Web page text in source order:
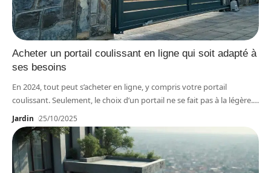
Acheter un portail coulissant en ligne qui soit adapté à
ses besoins
En 2024, tout peut s’acheter en ligne, y compris votre portail
coulissant. Seulement, le choix d’un portail ne se fait pas à la légère.…
Jardin 25/10/2025